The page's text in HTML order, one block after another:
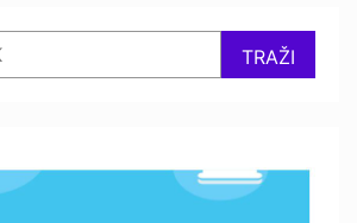
TRAŽI